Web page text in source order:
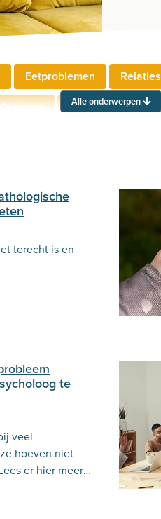
Eetproblemen Relaties
Ouderen Neuropsychologie
Alle onderwerpen
terecht is en
te
veel
hoeven niet
er hier meer